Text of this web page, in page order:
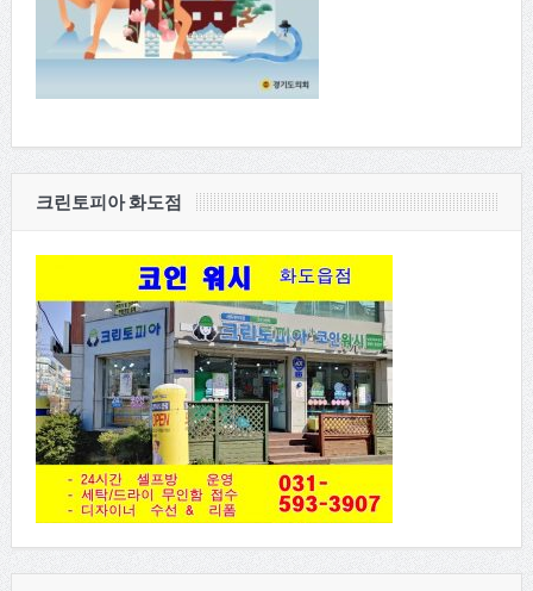
크린토피아 화도점